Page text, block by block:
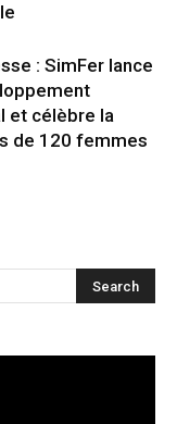
: SimFer lance
et célèbre la
de 120 femmes